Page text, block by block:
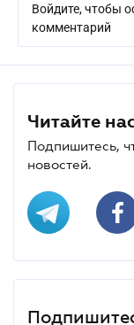
Войдите, чтобы
комментарий
Читайте
Подпишитесь,
новостей.